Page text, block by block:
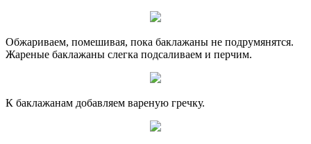
Обжариваем, помешивая, пока баклажаны не подрумянятся.
Жареные баклажаны слегка подсаливаем и перчим.
К баклажанам добавляем вареную гречку.